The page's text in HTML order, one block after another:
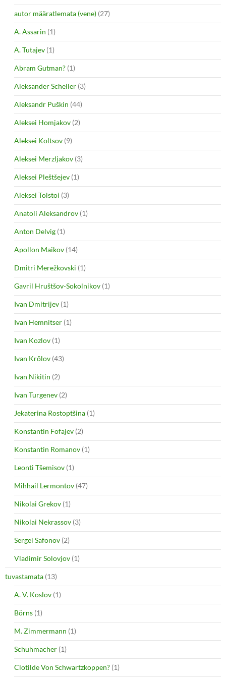
autor määratlemata (vene) (27)
A. Assarin (1)
A. Tutajev (1)
Abram Gutman? (1)
Aleksander Scheller (3)
Aleksandr Puškin (44)
Aleksei Homjakov (2)
Aleksei Koltsov (9)
Aleksei Merzljakov (3)
Aleksei Pleštšejev (1)
Aleksei Tolstoi (3)
Anatoli Aleksandrov (1)
Anton Delvig (1)
Apollon Maikov (14)
Dmitri Merežkovski (1)
Gavril Hruštšov-Sokolnikov (1)
Ivan Dmitrijev (1)
Ivan Hemnitser (1)
Ivan Kozlov (1)
Ivan Krõlov (43)
Ivan Nikitin (2)
Ivan Turgenev (2)
Jekaterina Rostoptšina (1)
Konstantin Fofajev (2)
Konstantin Romanov (1)
Leonti Tšemisov (1)
Mihhail Lermontov (47)
Nikolai Grekov (1)
Nikolai Nekrassov (3)
Sergei Safonov (2)
Vladimir Solovjov (1)
tuvastamata (13)
A. V. Koslov (1)
Börns (1)
M. Zimmermann (1)
Schuhmacher (1)
Clotilde Von Schwartzkoppen? (1)